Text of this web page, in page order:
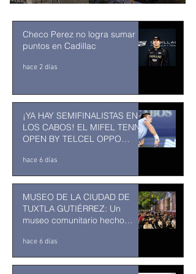
Checo Perez no logra sumar
puntos en Cadillac
hace 2 días
¡YA HAY SEMIFINALISTAS EN
LOS CABOS! EL MIFEL TENNIS
OPEN BY TELCEL OPPO
hace 6 días
MUSEO DE LA CIUDAD DE
TUXTLA GUTIÉRREZ: Un
museo comunitario hecho
hace 6 días